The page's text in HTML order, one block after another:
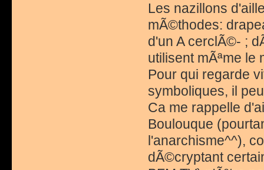
Les nazillons
mÃ©thodes:
d'un A cerclÃ©- ;
utilisent mÃªme le
Pour qui regarde
symboliques, il
Ca me rappelle
Boulouque
l'anarchisme^^),
dÃ©cryptant